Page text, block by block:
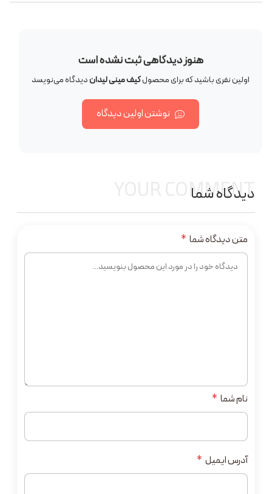
هنوز دیدگاهی ثبت نشده است
اولین نفری باشید که برای محصولکیف مینی لیداندیدگاه می‌نویسد
نوشتن اولین دیدگاه
دیدگاه شما
YOUR COMMENT
نام شما *
آدرس ایمیل *
متن دیدگاه شما *